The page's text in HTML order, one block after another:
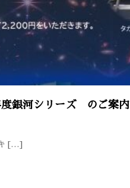
銀河シリーズ のご案内
[…]